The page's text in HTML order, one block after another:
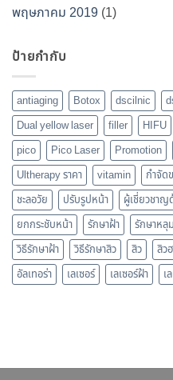
พฤษภาคม 2019 (1)
ป้ายกำกับ
antiaging Botox dscilnic
Dual yellow laser
filler HIFU
pico
Pico Laser Promotion
Ultherapy ราคา
vitamin กำจัด
ชะลอวัย
ปรับรูปหน้า ผู้เชี่ยวชาญ
ยกกระชับหน้า
รักษาฝ้า รักษาหลุ
วิธีรักษาฝ้า
วิธีรักษาสิว สิว สิว
อัลเทอร่า
เลเซอร์ เลเซอร์ฝ้า เ